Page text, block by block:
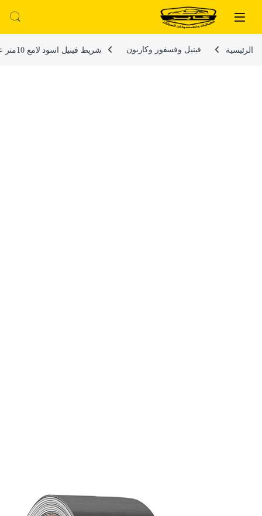
تخطي إلى المحتوى
الرئيسية فينيل وفسفور وكاربون شريط فينيل اسود لامع 10متر عرض 5سم